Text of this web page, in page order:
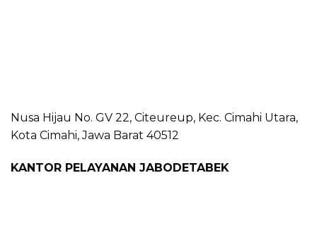
Nusa Hijau No. GV 22, Citeureup, Kec. Cimahi Utara,
Kota Cimahi, Jawa Barat 40512
KANTOR PELAYANAN JABODETABEK